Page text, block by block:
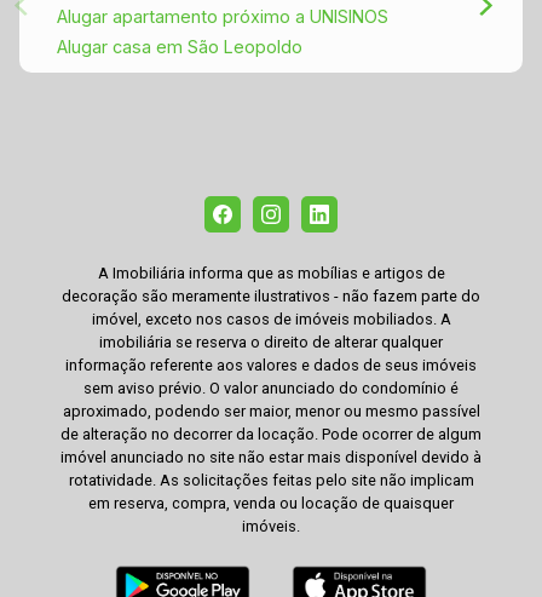
Alugar apartamento próximo a UNISINOS
Alugar casa em São Leopoldo
A Imobiliária informa que as mobílias e artigos de
decoração são meramente ilustrativos - não fazem parte do
imóvel, exceto nos casos de imóveis mobiliados. A
imobiliária se reserva o direito de alterar qualquer
informação referente aos valores e dados de seus imóveis
sem aviso prévio. O valor anunciado do condomínio é
aproximado, podendo ser maior, menor ou mesmo passível
de alteração no decorrer da locação. Pode ocorrer de algum
imóvel anunciado no site não estar mais disponível devido à
rotatividade. As solicitações feitas pelo site não implicam
em reserva, compra, venda ou locação de quaisquer
imóveis.